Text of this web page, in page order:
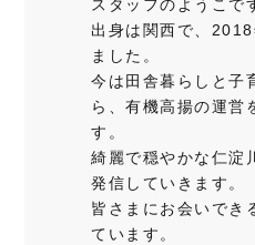
スタッフのようこで
出身は関西で、
ました。
今は田舎暮らしと子
ら、有機高揚の運営
す。
綺麗で穏やかな仁淀
発信していきます。
皆さまにお会いでき
ています。